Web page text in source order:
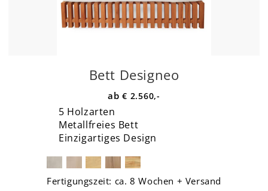
Bett Designeo
€ 2.560,-
5 Holzarten
Metallfreies Bett
Einzigartiges Design
Fertigungszeit: ca. 8 Wochen + Versand